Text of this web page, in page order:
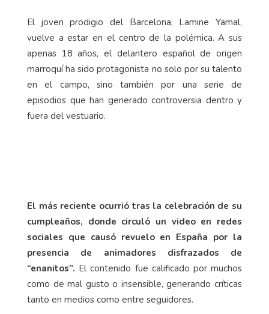
El joven prodigio del Barcelona, Lamine Yamal,
vuelve a estar en el centro de la polémica. A sus
apenas 18 años, el delantero español de origen
marroquí ha sido protagonista no solo por su talento
en el campo, sino también por una serie de
episodios que han generado controversia dentro y
fuera del vestuario.
El más reciente ocurrió tras la celebración de su
cumpleaños, donde circuló un video en redes
sociales que causó revuelo en España por la
presencia de animadores disfrazados de
“enanitos”. El contenido fue calificado por muchos
como de mal gusto o insensible, generando críticas
tanto en medios como entre seguidores.